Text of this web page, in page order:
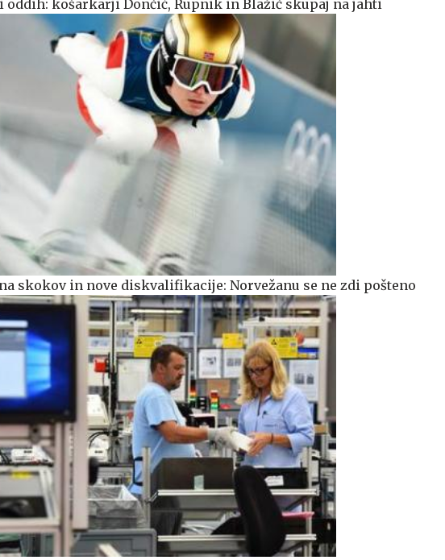
oddih: košarkarji Dončić, Rupnik in Blažič skupaj na jahti
skokov in nove diskvalifikacije: Norvežanu se ne zdi pošteno